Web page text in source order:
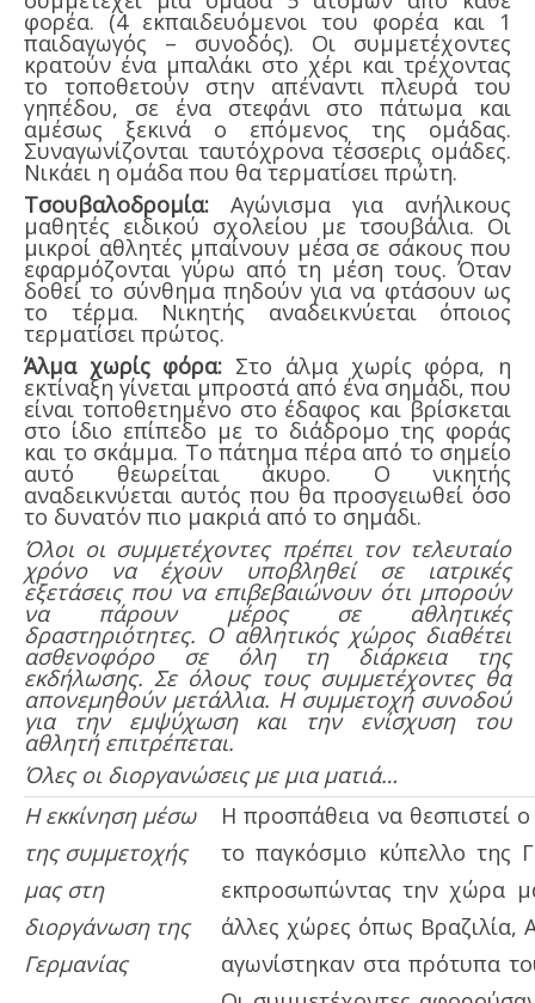
φορέα. (4 εκπαιδευόμενοι του φορέα και 1
παιδαγωγός – συνοδός). Οι συμμετέχοντες
κρατούν ένα μπαλάκι στο χέρι και τρέχοντας
το τοποθετούν στην απέναντι πλευρά του
γηπέδου, σε ένα στεφάνι στο πάτωμα και
αμέσως ξεκινά ο επόμενος της ομάδας.
Συναγωνίζονται ταυτόχρονα τέσσερις ομάδες.
Νικάει η ομάδα που θα τερματίσει πρώτη.
Τσουβαλοδρομία: Αγώνισμα για ανήλικους
μαθητές ειδικού σχολείου με τσουβάλια. Οι
μικροί αθλητές μπαίνουν μέσα σε σάκους που
εφαρμόζονται γύρω από τη μέση τους. Όταν
δοθεί το σύνθημα πηδούν για να φτάσουν ως
το τέρμα. Νικητής αναδεικνύεται όποιος
τερματίσει πρώτος.
Άλμα χωρίς φόρα: Στο άλμα χωρίς φόρα, η
εκτίναξη γίνεται μπροστά από ένα σημάδι, που
είναι τοποθετημένο στο έδαφος και βρίσκεται
στο ίδιο επίπεδο με το διάδρομο της φοράς
και το σκάμμα. Το πάτημα πέρα από το σημείο
αυτό θεωρείται άκυρο. Ο νικητής
αναδεικνύεται αυτός που θα προσγειωθεί όσο
το δυνατόν πιο μακριά από το σημάδι.
Όλοι οι συμμετέχοντες πρέπει τον τελευταίο
χρόνο να έχουν υποβληθεί σε ιατρικές
εξετάσεις που να επιβεβαιώνουν ότι μπορούν
να πάρουν μέρος σε αθλητικές
δραστηριότητες. Ο αθλητικός χώρος διαθέτει
ασθενοφόρο σε όλη τη διάρκεια της
εκδήλωσης. Σε όλους τους συμμετέχοντες θα
απονεμηθούν μετάλλια. Η συμμετοχή συνοδού
για την εμψύχωση και την ενίσχυση του
αθλητή επιτρέπεται.
Όλες οι διοργανώσεις με μια ματιά…
Η εκκίνηση μέσω
της συμμετοχής
μας στη
διοργάνωση της
Γερμανίας
Η προσπάθεια να θεσπιστεί
το παγκόσμιο κύπελλο της
εκπροσωπώντας την χώρα
άλλες χώρες όπως Βραζιλία,
αγωνίστηκαν στα πρότυπα